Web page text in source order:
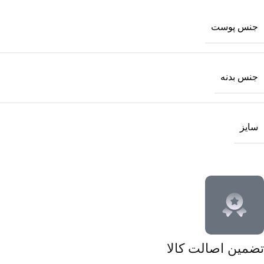
جنس پوست
جنس بدنه
سایز
تضمین اصالت کالا